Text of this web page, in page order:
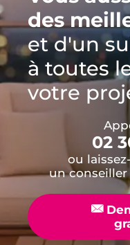
des
et d'un
à toutes
votre
02
ou
un conseiller
📧